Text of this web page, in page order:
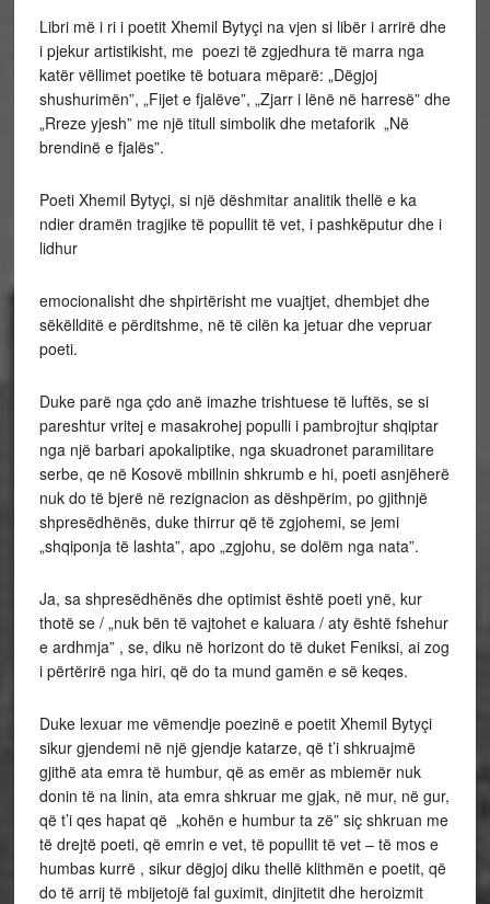
Libri më i ri i poetit Xhemil Bytyçi na vjen si libër i arrirë dhe
i pjekur artistikisht, me poezi të zgjedhura të marra nga
katër vëllimet poetike të botuara mëparë: „Dëgjoj
shushurimën”, „Fijet e fjalëve”, „Zjarr i lënë në harresë” dhe
„Rreze yjesh” me një titull simbolik dhe metaforik „Në
brendinë e fjalës”.
Poeti Xhemil Bytyçi, si një dëshmitar analitik thellë e ka
ndier dramën tragjike të popullit të vet, i pashkëputur dhe i
lidhur
emocionalisht dhe shpirtërisht me vuajtjet, dhembjet dhe
sëkëllditë e përditshme, në të cilën ka jetuar dhe vepruar
poeti.
Duke parë nga çdo anë imazhe trishtuese të luftës, se si
pareshtur vritej e masakrohej populli i pambrojtur shqiptar
nga një barbari apokaliptike, nga skuadronet paramilitare
serbe, qe në Kosovë mbillnin shkrumb e hi, poeti asnjëherë
nuk do të bjerë në rezignacion as dëshpërim, po gjithnjë
shpresëdhënës, duke thirrur që të zgjohemi, se jemi
„shqiponja të lashta”, apo „zgjohu, se dolëm nga nata”.
Ja, sa shpresëdhënës dhe optimist është poeti ynë, kur
thotë se / „nuk bën të vajtohet e kaluara / aty është fshehur
e ardhmja” , se, diku në horizont do të duket Feniksi, ai zog
i përtërirë nga hiri, që do ta mund gamën e së keqes.
Duke lexuar me vëmendje poezinë e poetit Xhemil Bytyçi
sikur gjendemi në një gjendje katarze, që t’i shkruajmë
gjithë ata emra të humbur, që as emër as mbiemër nuk
donin të na linin, ata emra shkruar me gjak, në mur, në gur,
që t’i qes hapat që „kohën e humbur ta zë” siç shkruan me
të drejtë poeti, që emrin e vet, të popullit të vet – të mos e
humbas kurrë , sikur dëgjoj diku thellë klithmën e poetit, që
do të arrij të mbijetojë fal guximit, dinjitetit dhe heroizmit